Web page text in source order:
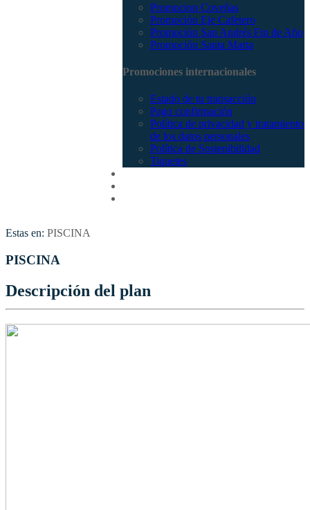
Promocion Coveñas
Promoción Eje Cafetero
Promoción San Andrés Fin de Año
Promoción Santa Marta
Promociones internacionales
Estado de tu transacción
Pago confirmación
Política de privacidad y tratamiento
de los datos personales
Política de Sostenibilidad
Tiquetes
Estas en: PISCINA
PISCINA
Descripción del plan